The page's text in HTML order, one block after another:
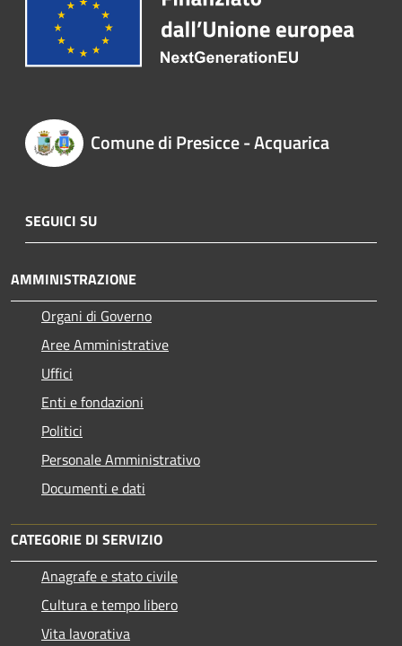
Comune di Presicce - Acquarica
SEGUICI SU
AMMINISTRAZIONE
Organi di Governo
Aree Amministrative
Uffici
Enti e fondazioni
Politici
Personale Amministrativo
Documenti e dati
CATEGORIE DI SERVIZIO
Anagrafe e stato civile
Cultura e tempo libero
Vita lavorativa